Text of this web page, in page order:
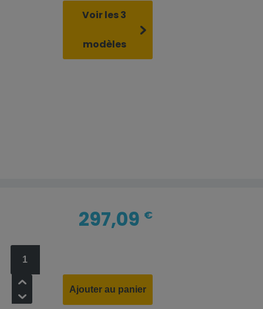
Voir les 3
modèles
297,09 €
Ajouter au panier